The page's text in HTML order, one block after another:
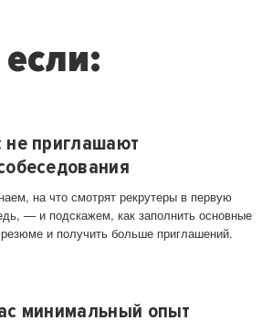
не приглашают
на что смотрят рекрутеры в первую
— и подскажем, как заполнить основные
и получить больше приглашений.
минимальный опыт